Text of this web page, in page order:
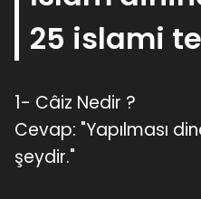
25 islami
1- Câiz Nedir ?
Cevap: "Yapılması
şeydir."